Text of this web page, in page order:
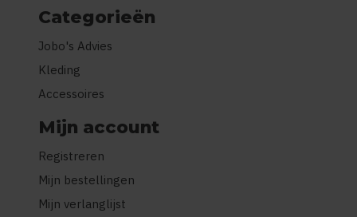
Categorieën
Jobo's Advies
Kleding
Accessoires
Mijn account
Registreren
Mijn bestellingen
Mijn verlanglijst